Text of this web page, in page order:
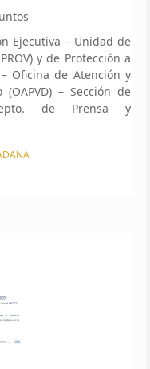
Ejecutiva – Unidad de
y de Protección a
– Oficina de Atención y
– Sección de
Depto. de Prensa y